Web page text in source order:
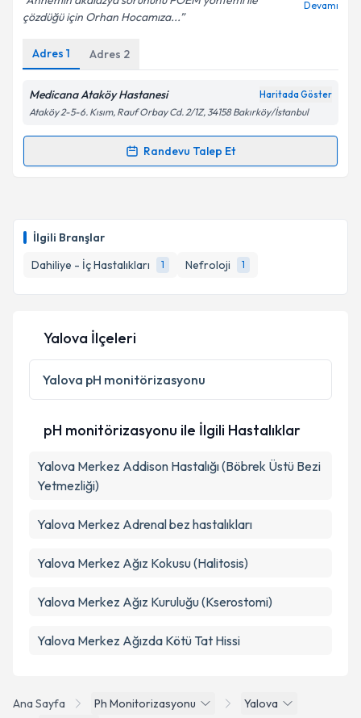
İlgili Branşlar
Dahiliye - İç Hastalıkları
1 Nefroloji 1
Kişisel verilerimin işlenmesine ilişkin
Metni'ni okudum ve kişisel verilerimin belirtilen
kapsamda işlenmesini kabul ediyorum.
Takvim Talebini Gönder
çözdüğü için Orhan Hocamıza...
Devamı
Adres 1 Adres 2
Medicana Ataköy Hastanesi Haritada Göster
Ataköy 2-5-6. Kısım, Rauf Orbay Cd. 2/1Z, 34158 Bakırköy/İstanbul
Randevu Talep Et
Randevu Takvimi Talebi
almanız için bir takvim hazırlandığında e-posta ile
bilgilendireceğiz.
E-posta Adresiniz
Kişisel verilerimin işlenmesine ilişkin
Metni'ni okudum ve kişisel verilerimin belirtilen
Ana Sayfa Ph Monitorizasyonu
Yalova
Yalova İlçeleri
Yalova pH monitörizasyonu
pH monitörizasyonu ile İlgili Hastalıklar
Yalova Merkez Addison Hastalığı (Böbrek Üstü Bezi
Yetmezliği)
Yalova Merkez Adrenal bez hastalıkları
Yalova Merkez Ağız Kokusu (Halitosis)
Yalova Merkez Ağız Kuruluğu (Kserostomi)
Yalova Merkez Ağızda Kötü Tat Hissi